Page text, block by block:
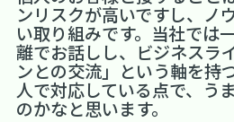
ンリスクが高いですし、ノ
い取り組みです。当社では
離でお話しし、ビジネスラ
ンとの交流」という軸を持
人で対応している点で、う
のかなと思います。